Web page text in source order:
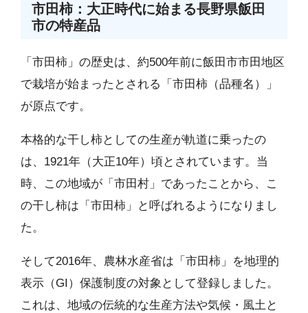
市田柿：大正時代に始まる長野県飯田
市の特産品
「市田柿」の歴史は、約500年前に飯田市市田地区
で栽培が始まったとされる「市田柿（品種名）」
が原点です。
本格的な干し柿としての生産が軌道に乗ったの
は、1921年（大正10年）頃とされています。当
時、この地域が「市田村」であったことから、こ
の干し柿は「市田柿」と呼ばれるようになりまし
た。
そして2016年、農林水産省は「市田柿」を地理的
表示（GI）保護制度の対象として登録しました。
これは、地域の伝統的な生産方法や気候・風土と